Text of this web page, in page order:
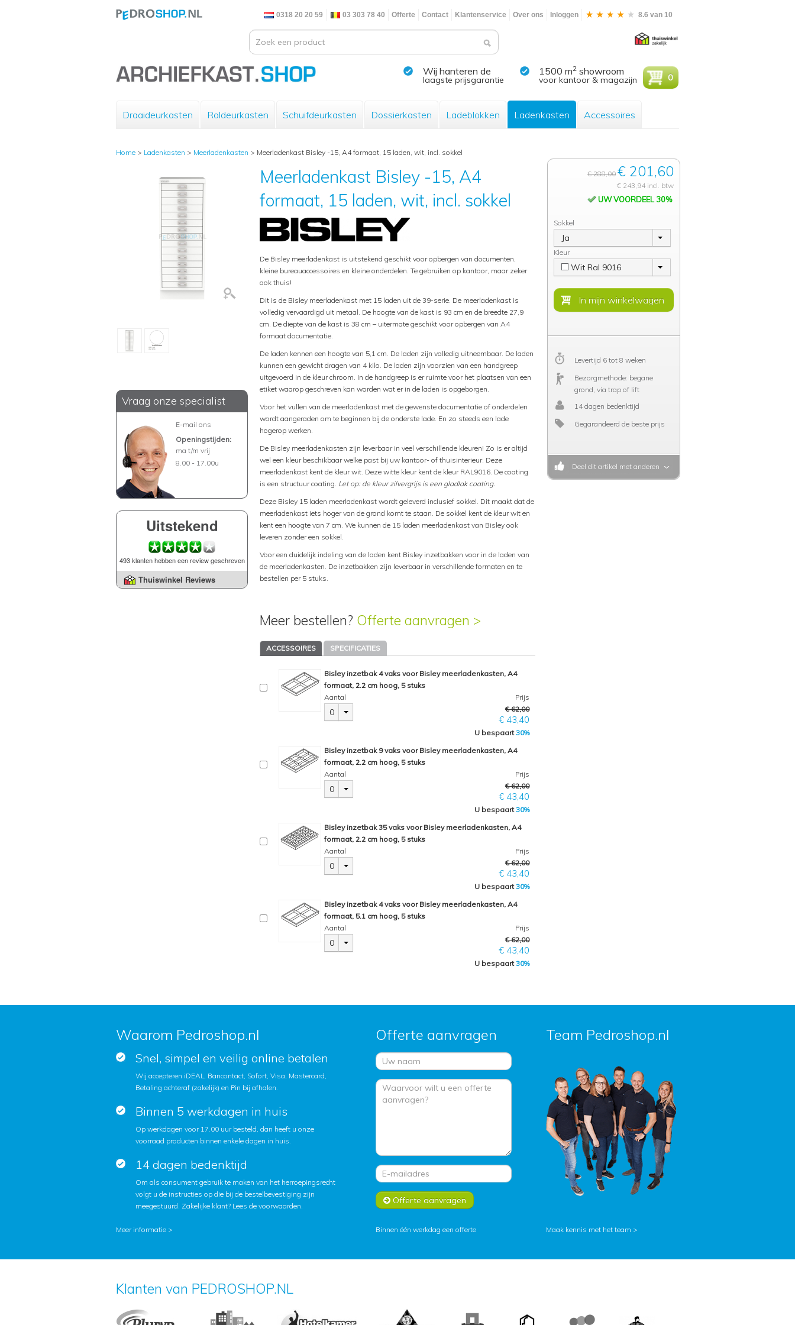
0318 20 20 59 03 303 78 40 Offerte Contact Klantenservice Over ons Inloggen 8.6 van 10
Wij hanteren de
laagste prijsgarantie
1500 m2 showroom
voor kantoor & magazijn 0
Draaideurkasten Roldeurkasten Schuifdeurkasten Dossierkasten Ladeblokken Ladenkasten Accessoires
Home > Ladenkasten > Meerladenkasten > Meerladenkast Bisley -15, A4 formaat, 15 laden, wit, incl. sokkel
Vraag onze specialist
E-mail ons
Openingstijden:
ma t/m vrij
8.00 - 17.00u
Uitstekend
493 klanten hebben een review geschreven
Thuiswinkel Reviews
Meerladenkast Bisley -15, A4
formaat, 15 laden, wit, incl. sokkel
De Bisley meerladenkast is uitstekend geschikt voor opbergen van documenten,
kleine bureauaccessoires en kleine onderdelen. Te gebruiken op kantoor, maar zeker
ook thuis!
Dit is de Bisley meerladenkast met 15 laden uit de 39-serie. De meerladenkast is
volledig vervaardigd uit metaal. De hoogte van de kast is 93 cm en de breedte 27,9
cm. De diepte van de kast is 38 cm – uitermate geschikt voor opbergen van A4
formaat documentatie.
De laden kennen een hoogte van 5,1 cm. De laden zijn volledig uitneembaar. De laden
kunnen een gewicht dragen van 4 kilo. De laden zijn voorzien van een handgreep
uitgevoerd in de kleur chroom. In de handgreep is er ruimte voor het plaatsen van een
etiket waarop geschreven kan worden wat er in de laden is opgeborgen.
Voor het vullen van de meerladenkast met de gewenste documentatie of onderdelen
wordt aangeraden om te beginnen bij de onderste lade. En zo steeds een lade
hogerop werken.
De Bisley meerladenkasten zijn leverbaar in veel verschillende kleuren! Zo is er altijd
wel een kleur beschikbaar welke past bij uw kantoor- of thuisinterieur. Deze
meerladenkast kent de kleur wit. Deze witte kleur kent de kleur RAL9016. De coating
is een structuur coating. Let op: de kleur zilvergrijs is een gladlak coating.
Deze Bisley 15 laden meerladenkast wordt geleverd inclusief sokkel. Dit maakt dat de
meerladenkast iets hoger van de grond komt te staan. De sokkel kent de kleur wit en
kent een hoogte van 7 cm. We kunnen de 15 laden meerladenkast van Bisley ook
leveren zonder een sokkel.
Voor een duidelijk indeling van de laden kent Bisley inzetbakken voor in de laden van
de meerladenkasten. De inzetbakken zijn leverbaar in verschillende formaten en te
bestellen per 5 stuks.
Meer bestellen? Offerte aanvragen >
ACCESSOIRES SPECIFICATIES
Bisley inzetbak 4 vaks voor Bisley meerladenkasten, A4
formaat, 2.2 cm hoog, 5 stuks
Aantal
0
Prijs
€ 62,00
€ 43,40
U bespaart30%
Bisley inzetbak 9 vaks voor Bisley meerladenkasten, A4
formaat, 2.2 cm hoog, 5 stuks
Aantal
0
Prijs
€ 62,00
€ 43,40
U bespaart30%
Bisley inzetbak 35 vaks voor Bisley meerladenkasten, A4
formaat, 2.2 cm hoog, 5 stuks
Aantal
0
Prijs
€ 62,00
€ 43,40
U bespaart30%
Bisley inzetbak 4 vaks voor Bisley meerladenkasten, A4
formaat, 5.1 cm hoog, 5 stuks
Aantal
0
Prijs
€ 62,00
€ 43,40
U bespaart30%
€ 288,00 € 201,60
€ 243,94 incl. btw
UW VOORDEEL 30%
Sokkel
Ja
Kleur
Wit Ral 9016
Levertijd 6 tot 8 weken
Bezorgmethode: begane
grond, via trap of lift
14 dagen bedenktijd
Gegarandeerd de beste prijs
Deel dit artikel met anderen
Waarom Pedroshop.nl
Snel, simpel en veilig online betalen
Wij accepteren iDEAL, Bancontact, Sofort, Visa, Mastercard,
Betaling achteraf (zakelijk) en Pin bij afhalen.
Binnen 5 werkdagen in huis
Op werkdagen voor 17.00 uur besteld, dan heeft u onze
voorraad producten binnen enkele dagen in huis.
14 dagen bedenktijd
Om als consument gebruik te maken van het herroepingsrecht
volgt u de instructies op die bij de bestelbevestiging zijn
meegestuurd. Zakelijke klant? Lees de voorwaarden.
Offerte aanvragen
Offerte aanvragen
Team Pedroshop.nl
Meer informatie > Binnen één werkdag een offerte Maak kennis met het team >
Klanten van PEDROSHOP.NL